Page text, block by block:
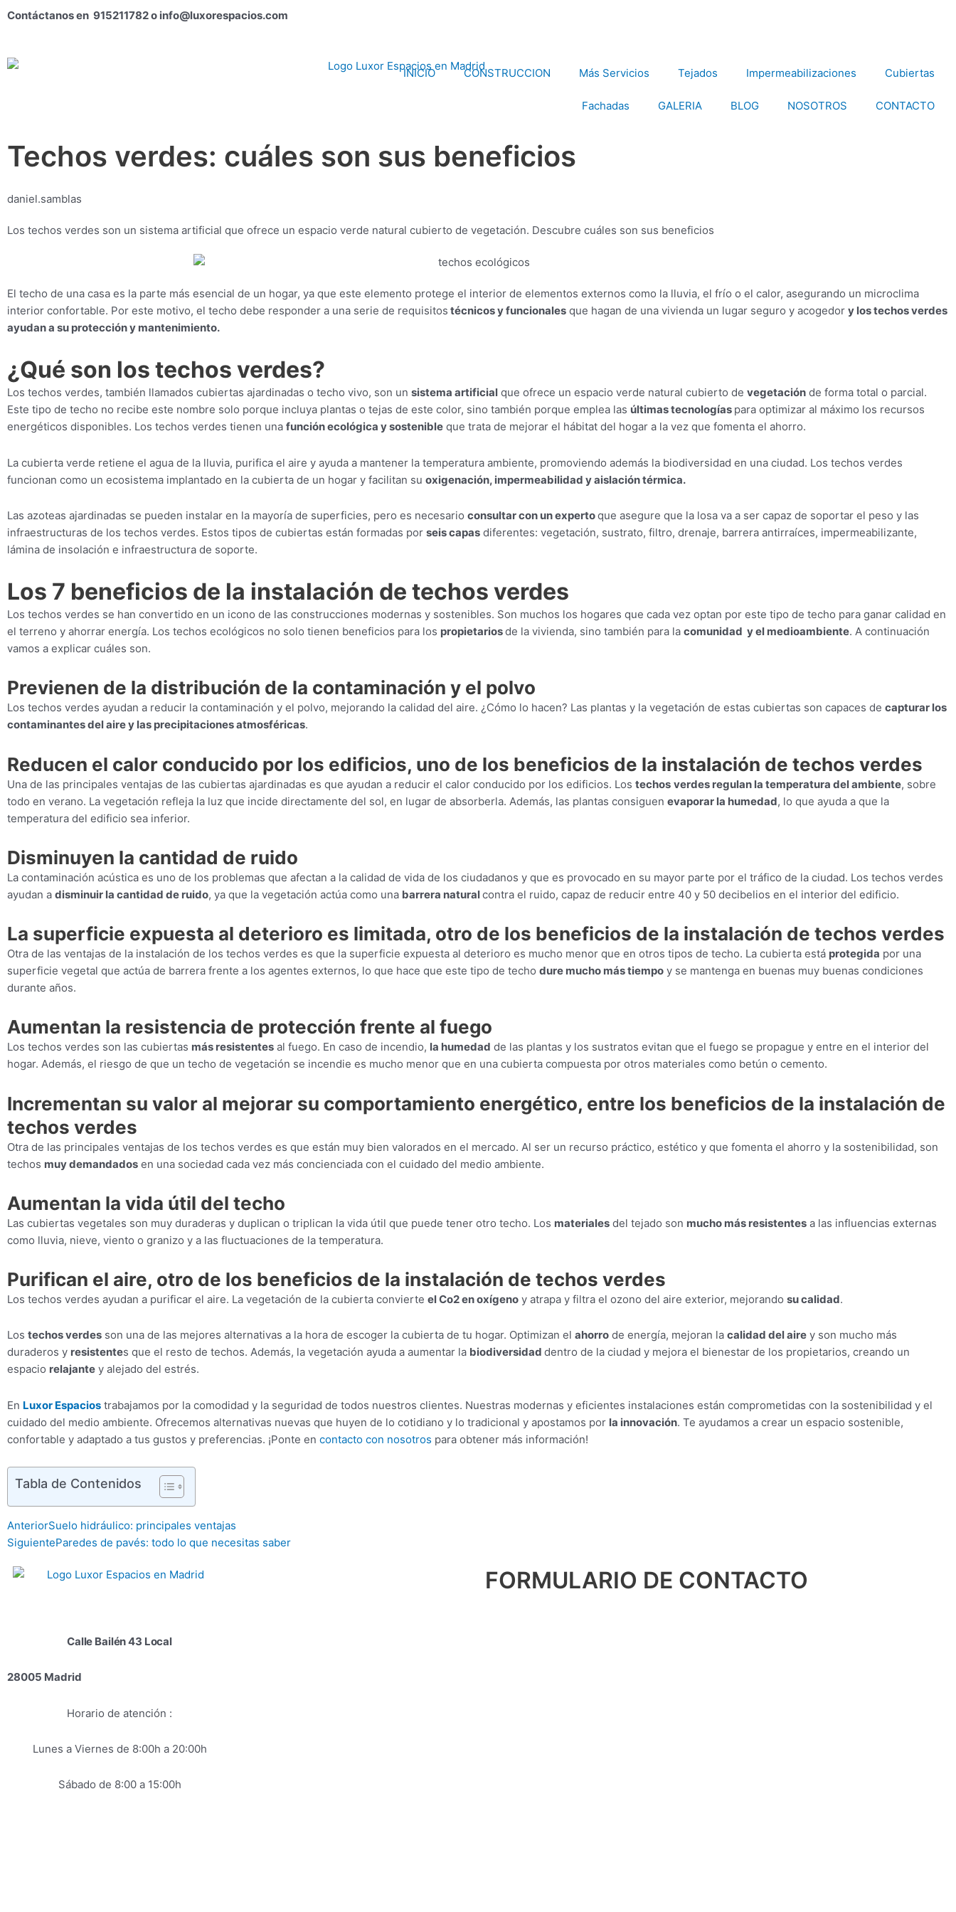
Contáctanos en 915211782 o info@luxorespacios.com
INICIO CONSTRUCCION Más Servicios Tejados Impermeabilizaciones Cubiertas
Fachadas GALERIA BLOG NOSOTROS CONTACTO
Techos verdes: cuáles son sus beneficios
daniel.samblas
Los techos verdes son un sistema artificial que ofrece un espacio verde natural cubierto de vegetación. Descubre cuáles son sus beneficios
El techo de una casa es la parte más esencial de un hogar, ya que este elemento protege el interior de elementos externos como la lluvia, el frío o el calor, asegurando un microclima
interior confortable. Por este motivo, el techo debe responder a una serie de requisitos técnicos y funcionales que hagan de una vivienda un lugar seguro y acogedor y los techos verdes
ayudan a su protección y mantenimiento.
¿Qué son los techos verdes?
Los techos verdes, también llamados cubiertas ajardinadas o techo vivo, son un sistema artificial que ofrece un espacio verde natural cubierto de vegetación de forma total o parcial.
Este tipo de techo no recibe este nombre solo porque incluya plantas o tejas de este color, sino también porque emplea las últimas tecnologías para optimizar al máximo los recursos
energéticos disponibles. Los techos verdes tienen una función ecológica y sostenible que trata de mejorar el hábitat del hogar a la vez que fomenta el ahorro.
La cubierta verde retiene el agua de la lluvia, purifica el aire y ayuda a mantener la temperatura ambiente, promoviendo además la biodiversidad en una ciudad. Los techos verdes
funcionan como un ecosistema implantado en la cubierta de un hogar y facilitan su oxigenación, impermeabilidad y aislación térmica.
Las azoteas ajardinadas se pueden instalar en la mayoría de superficies, pero es necesario consultar con un expertoque asegure que la losa va a ser capaz de soportar el peso y las
infraestructuras de los techos verdes. Estos tipos de cubiertas están formadas por seis capas diferentes: vegetación, sustrato, filtro, drenaje, barrera antirraíces, impermeabilizante,
lámina de insolación e infraestructura de soporte.
Los 7 beneficios de la instalación de techos verdes
Los techos verdes se han convertido en un icono de las construcciones modernas y sostenibles. Son muchos los hogares que cada vez optan por este tipo de techo para ganar calidad en
el terreno y ahorrar energía. Los techos ecológicos no solo tienen beneficios para los propietariosde la vivienda, sino también para la comunidad y el medioambiente. A continuación
vamos a explicar cuáles son.
Previenen de la distribución de la contaminación y el polvo
Los techos verdes ayudan a reducir la contaminación y el polvo, mejorando la calidad del aire. ¿Cómo lo hacen? Las plantas y la vegetación de estas cubiertas son capaces de capturar los
contaminantes del aire y las precipitaciones atmosféricas.
Reducen el calor conducido por los edificios, uno de los beneficios de la instalación de techos verdes
Una de las principales ventajas de las cubiertas ajardinadas es que ayudan a reducir el calor conducido por los edificios. Los techos verdes regulan la temperatura del ambiente, sobre
todo en verano. La vegetación refleja la luz que incide directamente del sol, en lugar de absorberla. Además, las plantas consiguen evaporar la humedad, lo que ayuda a que la
temperatura del edificio sea inferior.
Disminuyen la cantidad de ruido
La contaminación acústica es uno de los problemas que afectan a la calidad de vida de los ciudadanos y que es provocado en su mayor parte por el tráfico de la ciudad. Los techos verdes
ayudan a disminuir la cantidad de ruido, ya que la vegetación actúa como una barrera naturalcontra el ruido, capaz de reducir entre 40 y 50 decibelios en el interior del edificio.
La superficie expuesta al deterioro es limitada, otro de los beneficios de la instalación de techos verdes
Otra de las ventajas de la instalación de los techos verdes es que la superficie expuesta al deterioro es mucho menor que en otros tipos de techo. La cubierta está protegida por una
superficie vegetal que actúa de barrera frente a los agentes externos, lo que hace que este tipo de techo dure mucho más tiempo y se mantenga en buenas muy buenas condiciones
durante años.
Aumentan la resistencia de protección frente al fuego
Los techos verdes son las cubiertas más resistentes al fuego. En caso de incendio, la humedad de las plantas y los sustratos evitan que el fuego se propague y entre en el interior del
hogar. Además, el riesgo de que un techo de vegetación se incendie es mucho menor que en una cubierta compuesta por otros materiales como betún o cemento.
Incrementan su valor al mejorar su comportamiento energético, entre los beneficios de la instalación de
techos verdes
Otra de las principales ventajas de los techos verdes es que están muy bien valorados en el mercado. Al ser un recurso práctico, estético y que fomenta el ahorro y la sostenibilidad, son
techos muy demandados en una sociedad cada vez más concienciada con el cuidado del medio ambiente.
Aumentan la vida útil del techo
Las cubiertas vegetales son muy duraderas y duplican o triplican la vida útil que puede tener otro techo. Los materiales del tejado son mucho más resistentes a las influencias externas
como lluvia, nieve, viento o granizo y a las fluctuaciones de la temperatura.
Purifican el aire, otro de los beneficios de la instalación de techos verdes
Los techos verdes ayudan a purificar el aire. La vegetación de la cubierta convierte el Co2 en oxígeno y atrapa y filtra el ozono del aire exterior, mejorando su calidad.
Los techos verdes son una de las mejores alternativas a la hora de escoger la cubierta de tu hogar. Optimizan el ahorro de energía, mejoran la calidad del aire y son mucho más
duraderos y resistentes que el resto de techos. Además, la vegetación ayuda a aumentar la biodiversidad dentro de la ciudad y mejora el bienestar de los propietarios, creando un
espacio relajante y alejado del estrés.
En Luxor Espacios trabajamos por la comodidad y la seguridad de todos nuestros clientes. Nuestras modernas y eficientes instalaciones están comprometidas con la sostenibilidad y el
cuidado del medio ambiente. Ofrecemos alternativas nuevas que huyen de lo cotidiano y lo tradicional y apostamos por la innovación. Te ayudamos a crear un espacio sostenible,
confortable y adaptado a tus gustos y preferencias. ¡Ponte en contacto con nosotros para obtener más información!
Tabla de Contenidos
Ant
AnteriorSuelo hidráulico: principales ventajas
SiguienteParedes de pavés: todo lo que necesitas saber
Calle Bailén 43 Local
28005 Madrid
Horario de atención :
Lunes a Viernes de 8:00h a 20:00h
Sábado de 8:00 a 15:00h
FORMULARIO DE CONTACTO